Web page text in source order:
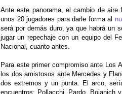
Ante este panorama, el cambio de
unos 20 jugadores para darle forma al
será por demás duro, ya que habrá un
jugar un repechaje con un equipo del
Nacional, cuanto antes.
Para este primer compromiso ante Los
los dos amistosos ante Mercedes y
dos extremos y un punta. El arco,
encuentros: Pollacchi, Pardo, Bojanich